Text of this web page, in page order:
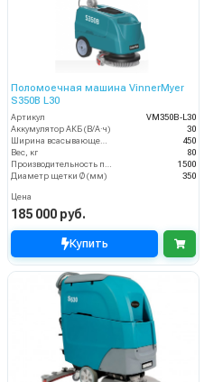
Поломоечная машина VinnerMyer
S350B L30
Артикул
VM350B-L30
Аккумулятор АКБ (В/А·ч)
30
450
Вес, кг
80
1500
Диаметр щетки Ø (мм)
350
Цена
185 000 руб.
Купить